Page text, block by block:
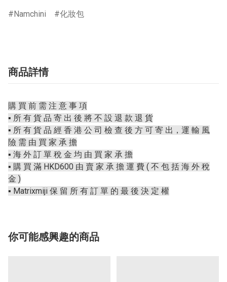
Namchini 化妝包
商品詳情
購 買 前 需 注 意 事 項
▪️ 所 有 貨 品 寄 出 後 將 不 設 退 款 退 貨
▪️ 所 有 貨 品 經 香 港 公 司 檢 查 後 方 可 寄 出，運 輸 風
險 需 由 買 家 承 擔
▪️ 海 外 訂 單 稅 金 均 由 買 家 承 擔
▪️ 購 買 滿 HKD600 由 賣 家 承 擔 運 費 ( 不 包 括 海 外 稅
金 )
▪️ Matrixmiji 保 留 所 有 訂 單 的 最 後 決 定 權
你可能感興趣的商品